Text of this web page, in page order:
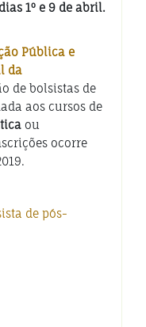
1º e 9 de abril.
Pública e
da
de bolsistas de
aos cursos de
ou
ocorre
de pós-